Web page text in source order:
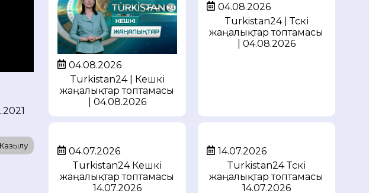
04.08.2026
Turkistan24 | Кешкі
жаңалықтар топтамасы
| 04.08.2026
04.08.2026
Turkistan24 | Түскі
жаңалықтар топтамасы
| 04.08.2026
04.07.2026
Turkistan24 Кешкі
жаңалықтар топтамасы
14.07.2026
14.07.2026
Turkistan24 Түскі
жаңалықтар топтамасы
14.07.2026